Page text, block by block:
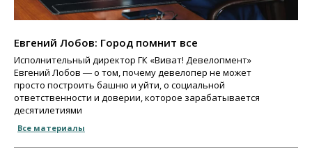
Евгений Лобов: Город помнит все
Исполнительный директор ГК «Виват! Девелопмент»
Евгений Лобов ― о том, почему девелопер не может
просто построить башню и уйти, о социальной
ответственности и доверии, которое зарабатывается
десятилетиями
Все материалы